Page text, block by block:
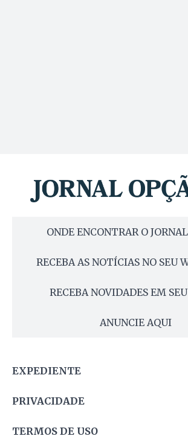
ONDE ENCONTRAR O
RECEBA AS NOTÍCIAS NO SEU
RECEBA NOVIDADES EM
ANUNCIE AQUI
EXPEDIENTE
PRIVACIDADE
TERMOS DE USO